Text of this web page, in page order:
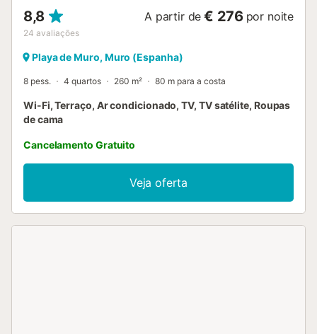
8,8
24 avaliações
A partir de € 276 por noite
Playa de Muro, Muro (Espanha)
8 pess. 4 quartos 260 m² 80 m para a costa
Wi-Fi, Terraço, Ar condicionado, TV, TV satélite, Roupas
de cama
Cancelamento Gratuito
Veja oferta